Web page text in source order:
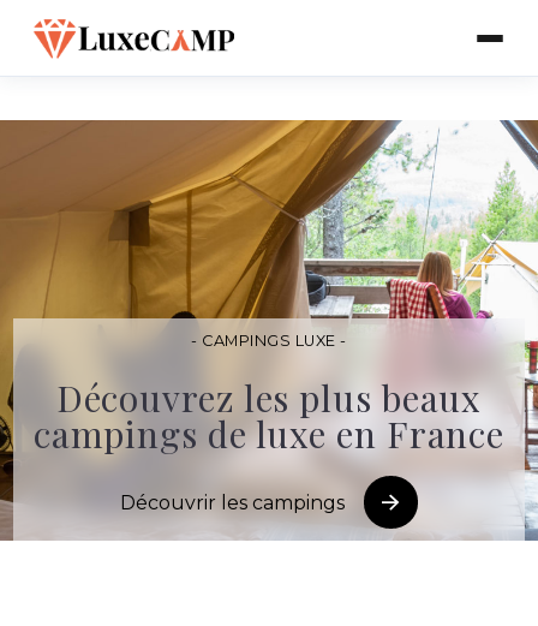
- CAMPINGS LUXE -
Découvrez les plus beaux
campings de luxe en France
Découvrir les campings